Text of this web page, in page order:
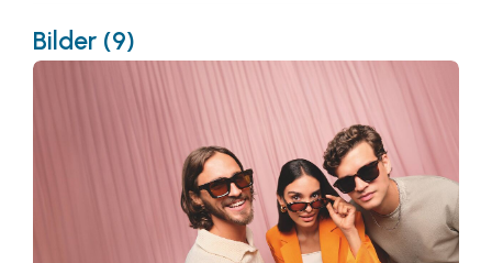
Bilder (9)